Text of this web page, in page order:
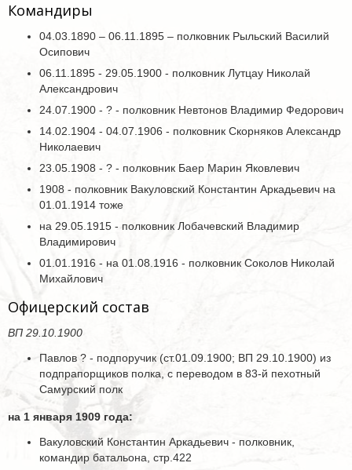
Командиры
04.03.1890 – 06.11.1895 – полковник Рыльский Василий
Осипович
06.11.1895 - 29.05.1900 - полковник Лутцау Николай
Александрович
24.07.1900 - ? - полковник Невтонов Владимир Федорович
14.02.1904 - 04.07.1906 - полковник Скорняков Александр
Николаевич
23.05.1908 - ? - полковник Баер Марин Яковлевич
1908 - полковник Вакуловский Константин Аркадьевич на
01.01.1914 тоже
на 29.05.1915 - полковник Лобачевский Владимир
Владимирович
01.01.1916 - на 01.08.1916 - полковник Соколов Николай
Михайлович
Офицерский состав
ВП 29.10.1900
Павлов ? - подпоручик (ст.01.09.1900; ВП 29.10.1900) из
подпрапорщиков полка, с переводом в 83-й пехотный
Самурский полк
на 1 января 1909 года:
Вакуловский Константин Аркадьевич - полковник,
командир батальона, стр.422